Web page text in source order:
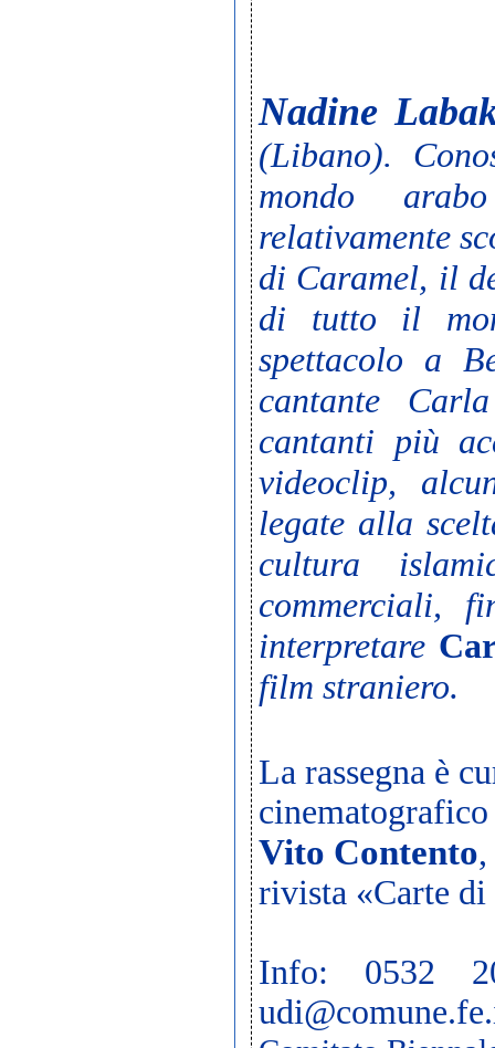
Nadine
(Libano).
mondo
relativamente
di Caramel, il
di tutto il
spettacolo a
cantante
cantanti più
videoclip,
legate alla
cultura
commerciali,
interpretare
film straniero.
La rassegna è
cinematografico
Vito Contento
rivista «Carte di
Info: 0532